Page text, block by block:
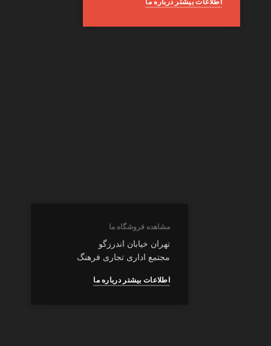
مشاهده فروشگاه ما
تهران خیابان اندرزگو
مجتمع اداری تجاری فرهنگ
اطلاعات بیشتر درباره ما